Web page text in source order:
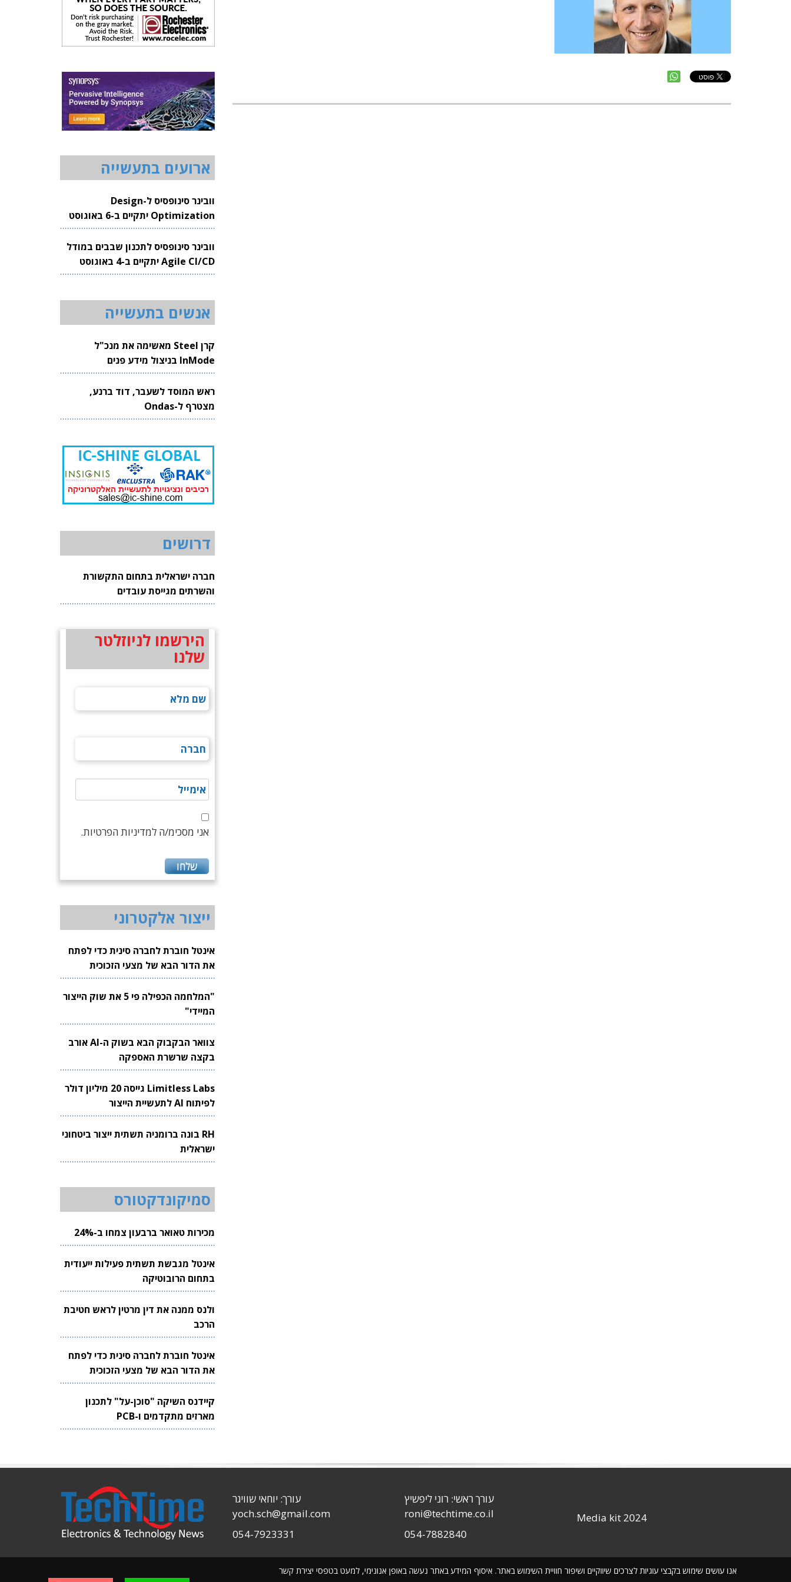
ארועים בתעשייה
וובינר סינופסיס ל-Design
Optimization יתקיים ב-6 באוגוסט
2026
וובינר סינופסיס לתכנון שבבים במודל
Agile CI/CD יתקיים ב-4 באוגוסט
2026
אנשים בתעשייה
קרן Steel מאשימה את מנכ"ל
InMode בניצול מידע פנים
ראש המוסד לשעבר, דוד ברנע,
מצטרף ל-Ondas
דרושים
חברה ישראלית בתחום התקשורת
והשרתים מגייסת עובדים
הירשמו לניוזלטר
שלנו
אני מסכימ/ה למדיניות הפרטיות.
ייצור אלקטרוני
אינטל חוברת לחברה סינית כדי לפתח
את הדור הבא של מצעי הזכוכית
לשבבים
"המלחמה הכפילה פי 5 את שוק הייצור
המיידי"
צוואר הבקבוק הבא בשוק ה-AI אורב
בקצה שרשרת האספקה
Limitless Labs גייסה 20 מיליון דולר
לפיתוח AI לתעשיית הייצור
RH בונה ברומניה תשתית ייצור ביטחוני
ישראלית
סמיקונדקטורס
מכירות טאואר ברבעון צמחו ב-24%
אינטל מגבשת תשתית פעילות ייעודית
בתחום הרובוטיקה
ולנס ממנה את דין מרטין לראש חטיבת
הרכב
אינטל חוברת לחברה סינית כדי לפתח
את הדור הבא של מצעי הזכוכית
לשבבים
קיידנס השיקה "סוכן-על" לתכנון
מארזים מתקדמים ו-PCB
אנו עושים שימוש בקבצי עוגיות לצרכים שיווקיים ושיפור חוויית השימוש באתר. איסוף המידע באתר נעשה באופן אנונימי, למעט בטפסי יצירת קשר
Media kit 2024
עורך ראשי: רוני ליפשיץ
roni@techtime.co.il
054-7882840
עורך: יוחאי שוויגר
yoch.sch@gmail.com
054-7923331